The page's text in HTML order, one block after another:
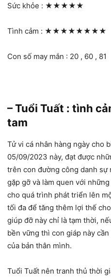
Sức khỏe : ★★★★★
Tình cảm : ★★★★★★★★
Con số may mắn : 20 , 60 , 81
– Tuổi Tuất : tình
tam
Tử vi cá nhân hàng ngày cho
05/09/2023 này, đạt được
trên con đường công danh sự
gặp gỡ và làm quen với
cho quá trình phát triển lên
tối đa để tăng thêm lợi thế
giúp đỡ này chỉ là tạm thời,
bền vững thì con giáp này
của bản thân mình.
Tuổi Tuất nên tranh thủ thời